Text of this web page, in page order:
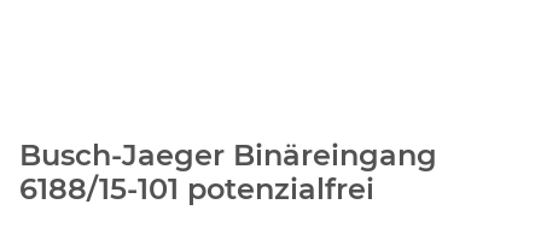
Busch-Jaeger Binäreingang
6188/15-101 potenzialfrei